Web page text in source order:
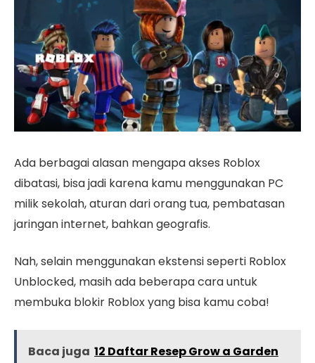
Ada berbagai alasan mengapa akses Roblox
dibatasi, bisa jadi karena kamu menggunakan PC
milik sekolah, aturan dari orang tua, pembatasan
jaringan internet, bahkan geografis.
Nah, selain menggunakan ekstensi seperti Roblox
Unblocked, masih ada beberapa cara untuk
membuka blokir Roblox yang bisa kamu coba!
Baca juga 12 Daftar Resep Grow a Garden